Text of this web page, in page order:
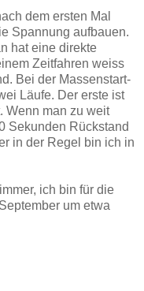
dem ersten Mal
Spannung aufbauen.
hat eine direkte
Zeitfahren weiss
Bei der Massenstart-
Läufe. Der erste ist
Wenn man zu weit
Sekunden Rückstand
in der Regel bin ich in
ich bin für die
um etwa